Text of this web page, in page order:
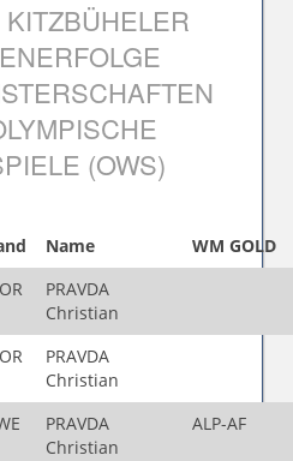
(OWS)
Name
WM GOLD
PRAVDA
Christian
PRAVDA
Christian
PRAVDA
Christian
ALP-AF